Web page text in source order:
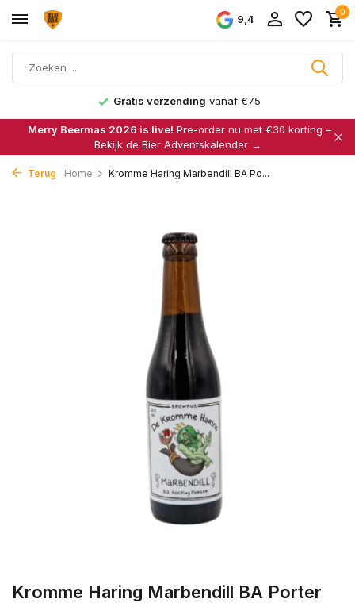
9,4
0
Gratis verzending vanaf €75
Merry Beermas 2026 is live! Pre-order nu met €30 korting –
Bekijk de Bier Adventskalender →
Terug Home Kromme Haring Marbendill BA Po...
Kromme Haring Marbendill BA Porter